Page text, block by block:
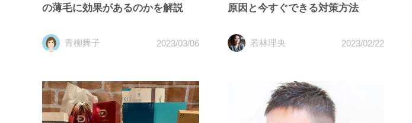
の薄毛に効果があるのかを解説
青柳舞子 2023/03/06
原因と今すぐできる対策方法
若林理央 2023/02/22